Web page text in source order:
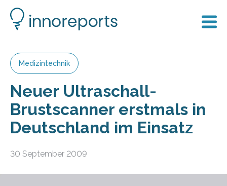
Medizintechnik
Neuer Ultraschall-
Brustscanner erstmals in
Deutschland im Einsatz
30 September 2009